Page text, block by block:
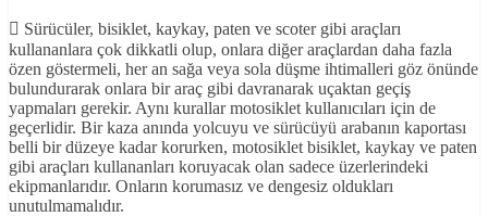
 Sürücüler, bisiklet, kaykay, paten ve scoter gibi araçları
kullananlara çok dikkatli olup, onlara diğer araçlardan daha fazla
özen göstermeli, her an sağa veya sola düşme ihtimalleri göz önünde
bulundurarak onlara bir araç gibi davranarak uçaktan geçiş
yapmaları gerekir. Aynı kurallar motosiklet kullanıcıları için de
geçerlidir. Bir kaza anında yolcuyu ve sürücüyü arabanın kaportası
belli bir düzeye kadar korurken, motosiklet bisiklet, kaykay ve paten
gibi araçları kullananları koruyacak olan sadece üzerlerindeki
ekipmanlarıdır. Onların korumasız ve dengesiz oldukları
unutulmamalıdır.